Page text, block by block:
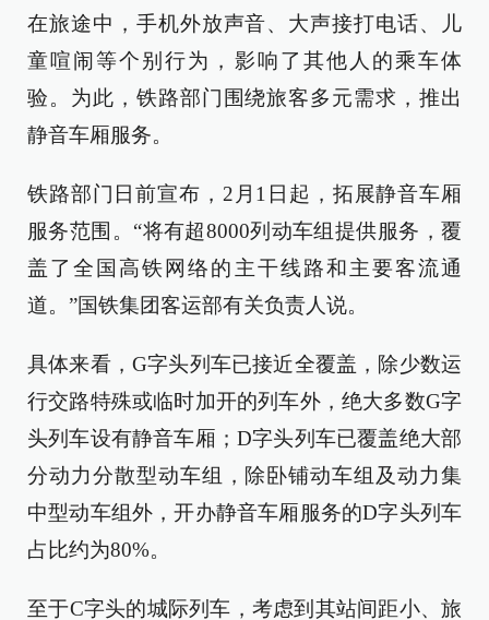
在旅途中，手机外放声音、大声接打电话、儿
童喧闹等个别行为，影响了其他人的乘车体
验。为此，铁路部门围绕旅客多元需求，推出
静音车厢服务。
铁路部门日前宣布，2月1日起，拓展静音车厢
服务范围。“将有超8000列动车组提供服务，覆
盖了全国高铁网络的主干线路和主要客流通
道。”国铁集团客运部有关负责人说。
具体来看，G字头列车已接近全覆盖，除少数运
行交路特殊或临时加开的列车外，绝大多数G字
头列车设有静音车厢；D字头列车已覆盖绝大部
分动力分散型动车组，除卧铺动车组及动力集
中型动车组外，开办静音车厢服务的D字头列车
占比约为80%。
至于C字头的城际列车，考虑到其站间距小、旅